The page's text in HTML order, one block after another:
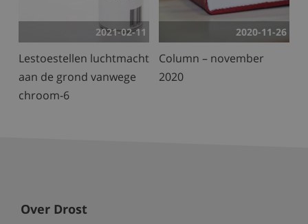
2021-02-11
Lestoestellen luchtmacht
aan de grond vanwege
chroom-6
2020-11-26
Column – november
2020
Over Drost